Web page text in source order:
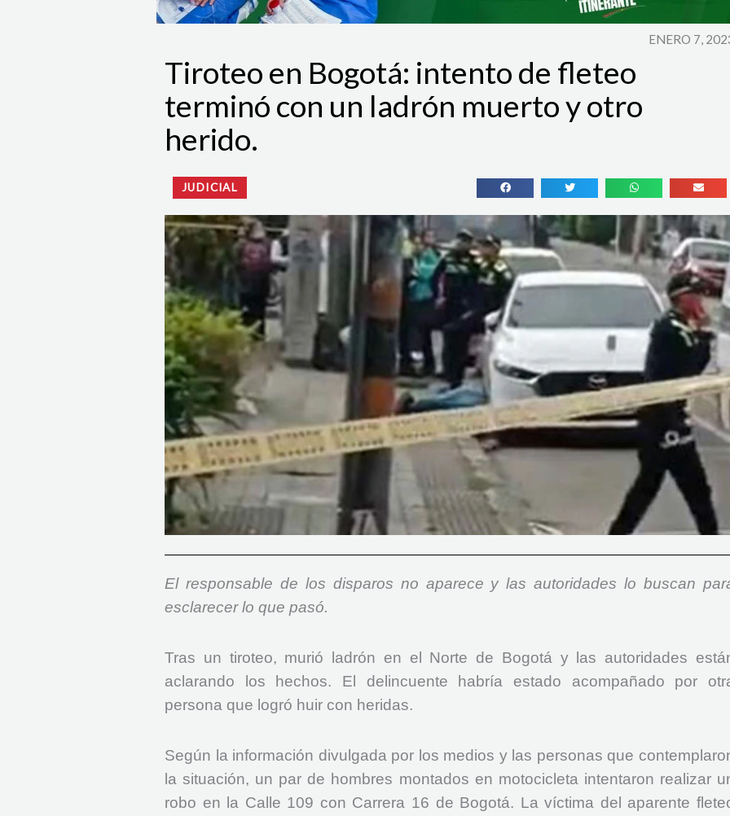
ENERO 7,
Tiroteo en Bogotá: intento de fleteo
terminó con un ladrón muerto y otro
herido.
JUDICIAL
El responsable de los disparos no aparece y las autoridades lo buscan
esclarecer lo que pasó.
Tras un tiroteo, murió ladrón en el Norte de Bogotá y las autoridades
aclarando los hechos. El delincuente habría estado acompañado por
persona que logró huir con heridas.
Según la información divulgada por los medios y las personas que
la situación, un par de hombres montados en motocicleta intentaron realizar
robo en la Calle 109 con Carrera 16 de Bogotá. La víctima del aparente